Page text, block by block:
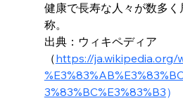
健康で長寿な人々が数多
称。
出典：ウィキペディア
（https://ja.wikipedia.org/
3%83%BC%E3%83%B3）